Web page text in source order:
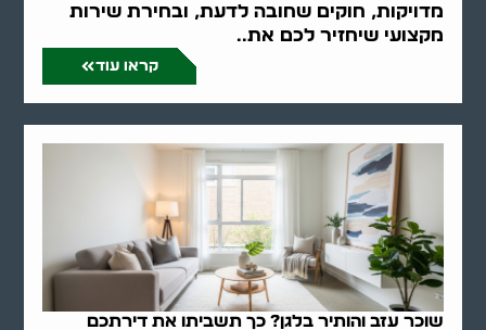
מדויקות, חוקים שחובה לדעת, ובחירת שירות
מקצועי שיחזיר לכם את..
קראו עוד
שוכר עזב והותיר בלגן? כך תשביתו את דירתכם